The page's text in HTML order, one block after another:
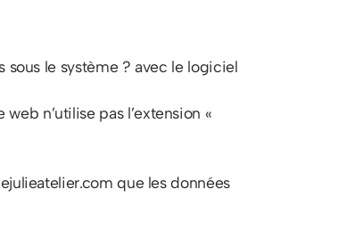
le système ? avec le logiciel
n’utilise pas l’extension «
que les données